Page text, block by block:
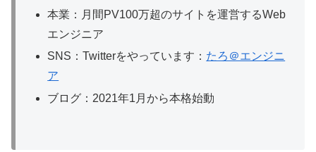
本業：月間PV100万超のサイトを運営するWeb
エンジニア
SNS：Twitterをやっています： たろ＠エンジニ
ア
ブログ：2021年1月から本格始動